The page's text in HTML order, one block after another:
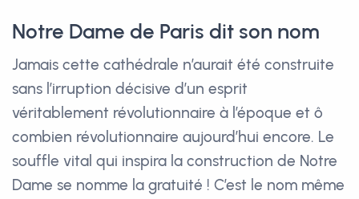
Notre Dame de Paris dit son nom
Jamais cette cathédrale n’aurait été construite
sans l’irruption décisive d’un esprit
véritablement révolutionnaire à l’époque et ô
combien révolutionnaire aujourd’hui encore. Le
souffle vital qui inspira la construction de Notre
Dame se nomme la gratuité ! C’est le nom même